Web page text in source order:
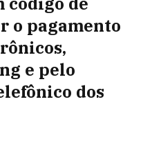
o pagamento
e pelo
dos